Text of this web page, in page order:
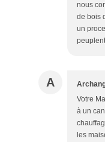
nous
de bois
un
A
Votre
à un
les